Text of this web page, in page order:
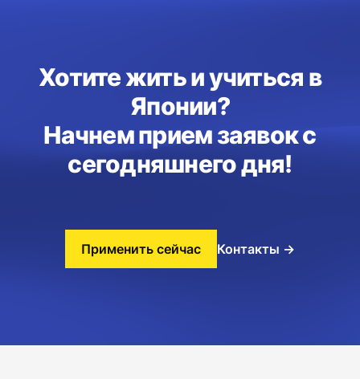
Хотите жить и учиться в
Японии?
Начнем прием заявок с
сегодняшнего дня!
Применить сейчас Контакты →